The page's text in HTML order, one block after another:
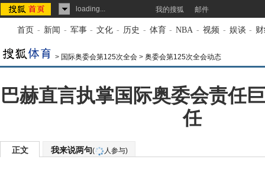
loading... 我的搜狐 邮件
首页 - 新闻 - 军事 - 文化 - 历史 - 体育 - NBA - 视频 - 娱谈 -
> 国际奥委会第125次全会 > 奥委会第125次全会动态
巴赫直言执掌国际奥委会责任
任
正文 我来说两句( 人参与)